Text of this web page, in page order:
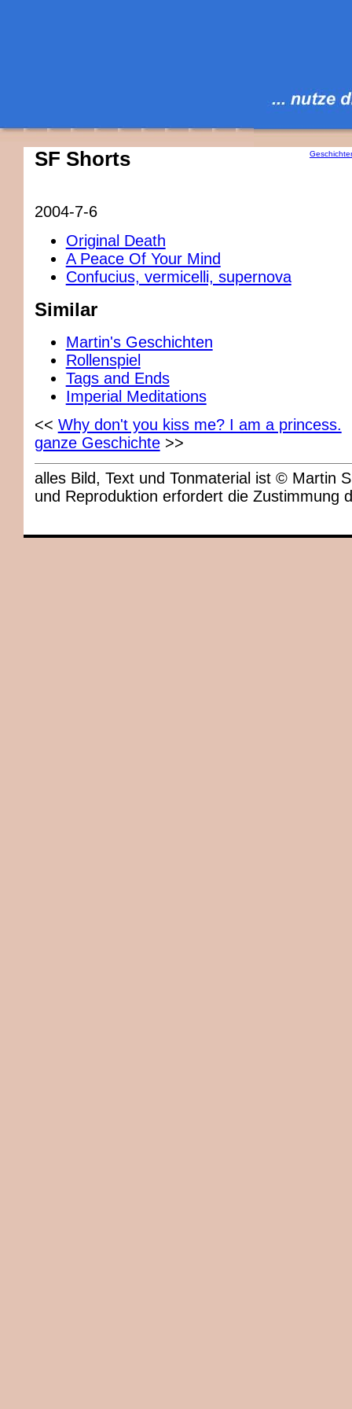
SF Shorts
2004-7-6
Original Death
A Peace Of Your Mind
Confucius, vermicelli, supernova
Similar
Martin's Geschichten
Rollenspiel
Tags and Ends
Imperial Meditations
<< Why don't you kiss me? I am a princess.
ganze Geschichte>>
alles Bild, Text und Tonmaterial ist © Martin
und Reproduktion erfordert die Zustimmung